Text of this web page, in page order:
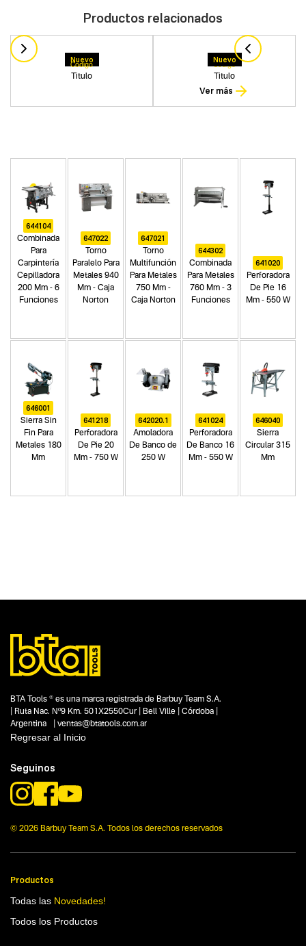
Productos relacionados
Nuevo
Titulo
Codigo
Nuevo
Titulo
Codigo
Ver más
644104
Combinada
Para
Carpintería
Cepilladora
200 Mm - 6
Funciones
647022
Torno
Paralelo Para
Metales 940
Mm - Caja
Norton
647021
Torno
Multifunción
Para Metales
750 Mm -
Caja Norton
644302
Combinada
Para Metales
760 Mm - 3
Funciones
641020
Perforadora
De Pie 16
Mm - 550 W
646001
Sierra Sin
Fin Para
Metales 180
Mm
641218
Perforadora
De Pie 20
Mm - 750 W
642020.1
Amoladora
De Banco de
250 W
641024
Perforadora
De Banco 16
Mm - 550 W
646040
Sierra
Circular 315
Mm
Segmentos - pendiente
Talleres
Carpintería
Capacidad
Funcion o uso
16 mm
Tecnologia
BTA Tools ® es una marca registrada de Barbuy Team S.A.
| Ruta Nac. Nº9 Km. 501X2550Cur | Bell Ville | Córdoba |
Argentina | ventas@btatools.com.ar
Regresar al Inicio
Seguinos
© 2026 Barbuy Team S.A. Todos los derechos reservados
Productos
Todas las Novedades!
Todos los Productos